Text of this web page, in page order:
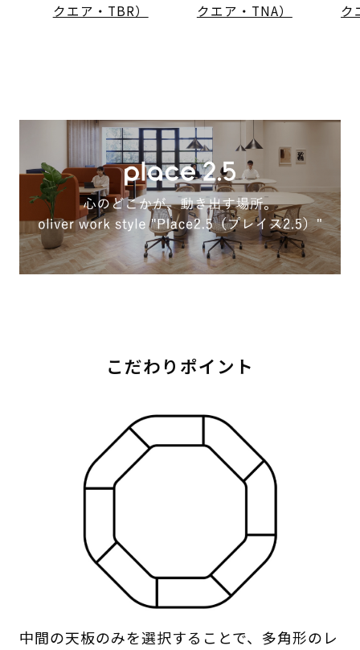
クエア・TBR）
クエア・TNA）
ク
こだわりポイント
中間の天板のみを選択することで、多角形のレ